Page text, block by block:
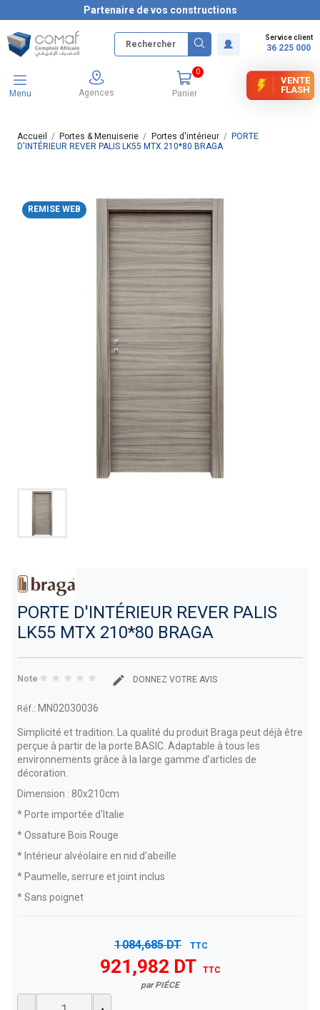
Partenaire de vos constructions
Service client
36 225 000
Menu Agences Panier
0
VENTE
FLASH
Accueil Portes & Menuiserie Portes d'intérieur
PORTE
D'INTÉRIEUR REVER PALIS LK55 MTX 210*80 BRAGA
REMISE WEB
PORTE D'INTÉRIEUR REVER PALIS
LK55 MTX 210*80 BRAGA
Note DONNEZ VOTRE AVIS
Réf.: MN02030036
Simplicité et tradition. La qualité du produit Braga peut déjà être
perçue à partir de la porte BASIC. Adaptable à tous les
environnements grâce à la large gamme d’articles de
décoration.
Dimension : 80x210cm
* Porte importée d'Italie
* Ossature Bois Rouge
* Intérieur alvéolaire en nid d'abeille
* Paumelle, serrure et joint inclus
* Sans poignet
1 084,685 DT TTC
921,982 DT
TTC
par PIÉCE